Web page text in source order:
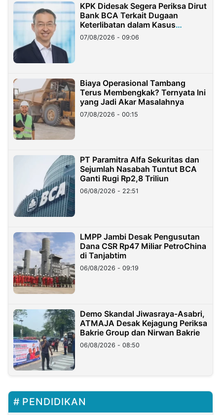
KPK Didesak Segera Periksa Dirut
Bank BCA Terkait Dugaan
Keterlibatan dalam Kasus
Hilangnya Dana Nasabah Rp2,58
Miliar
07/08/2026 - 09:06
Biaya Operasional Tambang
Terus Membengkak? Ternyata Ini
yang Jadi Akar Masalahnya
07/08/2026 - 00:15
PT Paramitra Alfa Sekuritas dan
Sejumlah Nasabah Tuntut BCA
Ganti Rugi Rp2,8 Triliun
06/08/2026 - 22:51
LMPP Jambi Desak Pengusutan
Dana CSR Rp47 Miliar PetroChina
di Tanjabtim
06/08/2026 - 09:19
Demo Skandal Jiwasraya-Asabri,
ATMAJA Desak Kejagung Periksa
Bakrie Group dan Nirwan Bakrie
06/08/2026 - 08:50
PENDIDIKAN